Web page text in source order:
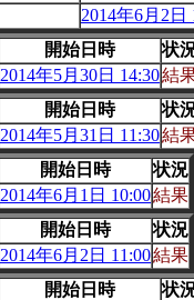
2014年6月2日
開始日時
状
2014年5月30日 14:30結
開始日時
状
2014年5月31日 11:30結
開始日時
状況
2014年6月1日 10:00結果
開始日時
状況
2014年6月2日 11:00結果
開始日時
状